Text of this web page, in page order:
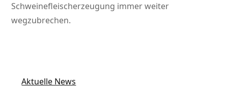
Schweinefleischerzeugung immer weiter
wegzubrechen.
Aktuelle News